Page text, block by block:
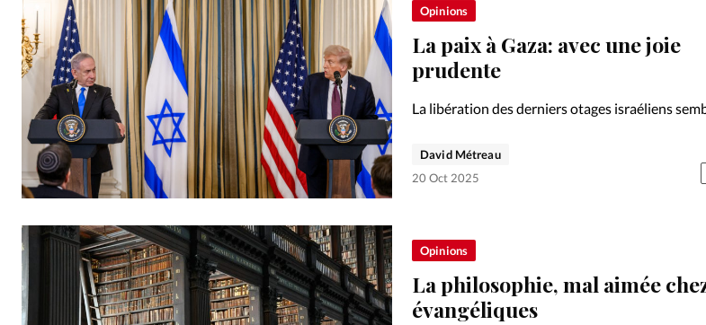
Opinions
La paix à Gaza: avec une joie
prudente
La libération des derniers otages israéliens
certains appellent à la prudence.
David Métreau
20 Oct 2025
Opinions
La philosophie, mal aimée
évangéliques